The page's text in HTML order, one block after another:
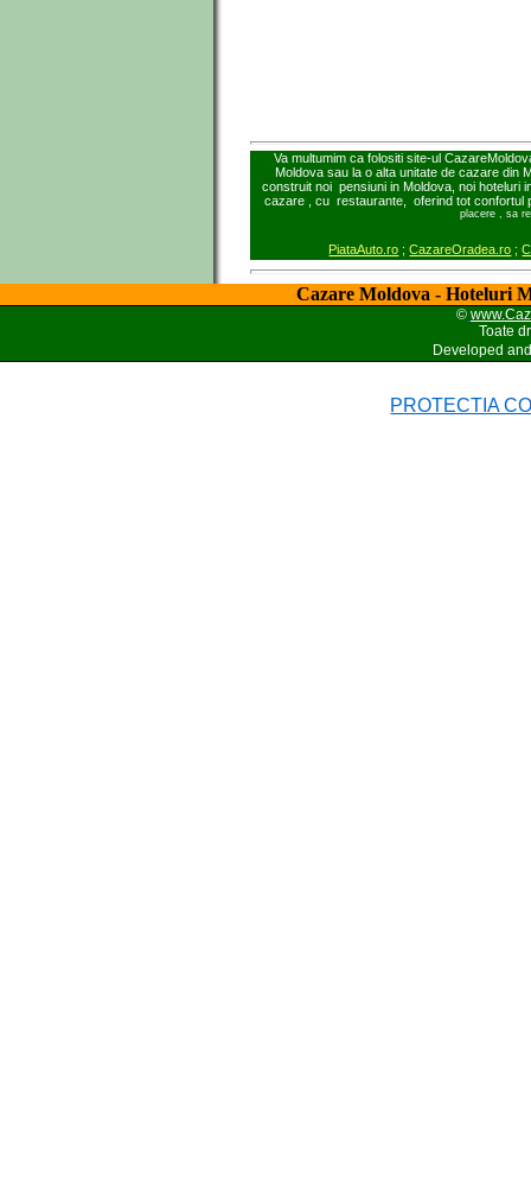
Va multumim ca folositi site-ul
Moldova sau la o alta unitate de cazare din
construit noi pensiuni in Moldova, noi hoteluri
cazare , cu restaurante, oferind tot confortul
placere , sa
PiataAuto.ro ;CazareOradea.ro ;
Cazare Moldova - Hoteluri
©
Toate
Developed
PROTECTIA